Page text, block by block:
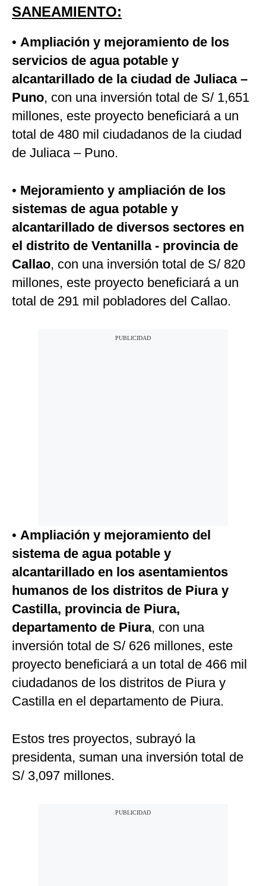
SANEAMIENTO:
• Ampliación y mejoramiento de los
servicios de agua potable y
alcantarillado de la ciudad de Juliaca –
Puno, con una inversión total de S/ 1,651
millones, este proyecto beneficiará a un
total de 480 mil ciudadanos de la ciudad
de Juliaca – Puno.
• Mejoramiento y ampliación de los
sistemas de agua potable y
alcantarillado de diversos sectores en
el distrito de Ventanilla - provincia de
Callao, con una inversión total de S/ 820
millones, este proyecto beneficiará a un
total de 291 mil pobladores del Callao.
• Ampliación y mejoramiento del
sistema de agua potable y
alcantarillado en los asentamientos
humanos de los distritos de Piura y
Castilla, provincia de Piura,
departamento de Piura, con una
inversión total de S/ 626 millones, este
proyecto beneficiará a un total de 466 mil
ciudadanos de los distritos de Piura y
Castilla en el departamento de Piura.
Estos tres proyectos, subrayó la
presidenta, suman una inversión total de
S/ 3,097 millones.